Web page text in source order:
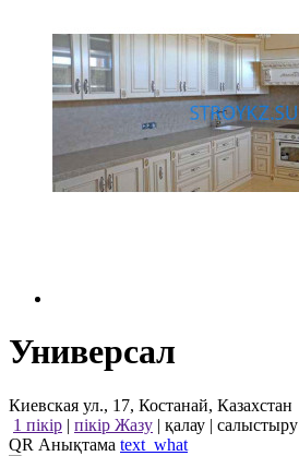
Универсал
Киевская ул., 17, Костанай, Казахстан
1 пікір | пікір Жазу | қалау | салыстыру
QR Анықтама text_what